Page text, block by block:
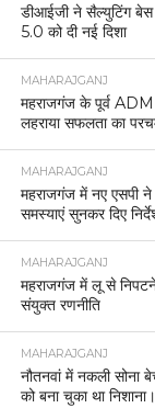
डीआईजी ने सैल्युटिंग बेस
5.0 को दी नई दिशा
MAHARAJGANJ
महराजगंज के पूर्व ADM
लहराया सफलता का
MAHARAJGANJ
महराजगंज में नए एसपी ने
समस्याएं सुनकर दिए
MAHARAJGANJ
महराजगंज में लू से
संयुक्त रणनीति
MAHARAJGANJ
नौतनवां में नकली सोना
को बना चुका था निशाना।